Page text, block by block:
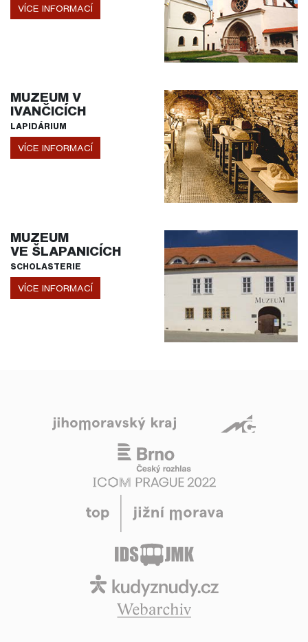
VÍCE INFORMACÍ
MUZEUM V
IVANČICÍCH
LAPIDÁRIUM
VÍCE INFORMACÍ
MUZEUM
VE ŠLAPANICÍCH
SCHOLASTERIE
VÍCE INFORMACÍ